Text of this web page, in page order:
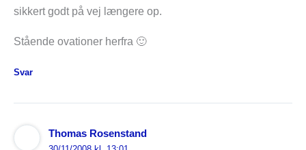
sikkert godt på vej længere op.
Stående ovationer herfra 🙂
Svar
Thomas Rosenstand